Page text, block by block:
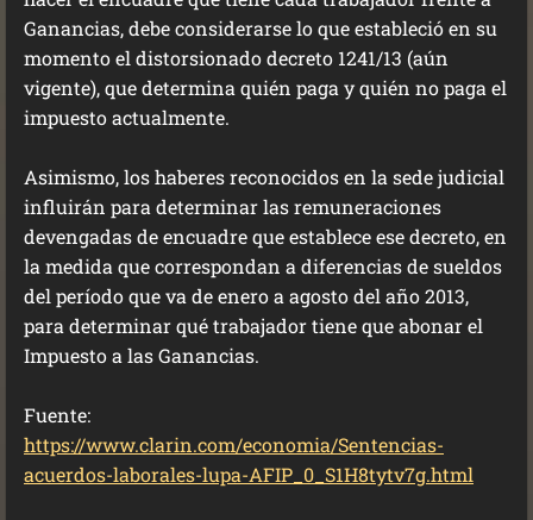
Ganancias, debe considerarse lo que estableció en su
momento el distorsionado decreto 1241/13 (aún
vigente), que determina quién paga y quién no paga el
impuesto actualmente.
Asimismo, los haberes reconocidos en la sede judicial
influirán para determinar las remuneraciones
devengadas de encuadre que establece ese decreto, en
la medida que correspondan a diferencias de sueldos
del período que va de enero a agosto del año 2013,
para determinar qué trabajador tiene que abonar el
Impuesto a las Ganancias.
Fuente:
https://www.clarin.com/economia/Sentencias-
acuerdos-laborales-lupa-AFIP_0_S1H8tytv7g.html